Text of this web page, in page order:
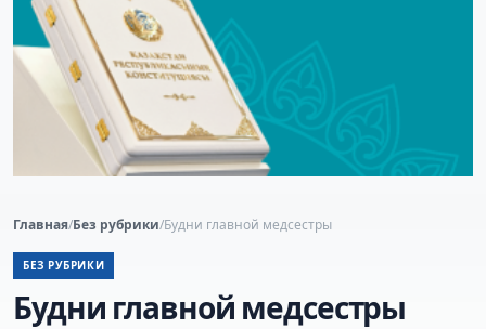
Главная/Без рубрики/Будни главной медсестры
БЕЗ РУБРИКИ
Будни главной медсестры